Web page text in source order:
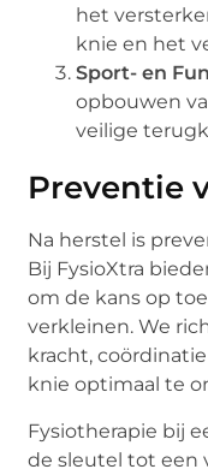
het
knie en het
Sport- en
opbouwen
veilige
Preventie
Na herstel is
Bij FysioXtra
om de kans op
verkleinen. We
kracht,
knie optimaal te
Fysiotherapie bij
de sleutel tot een